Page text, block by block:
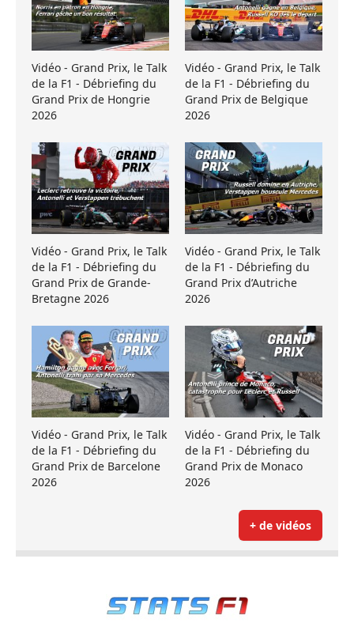
Vidéo - Grand Prix, le Talk
de la F1 - Débriefing du
Grand Prix de Hongrie
2026
Vidéo - Grand Prix, le Talk
de la F1 - Débriefing du
Grand Prix de Belgique
2026
Vidéo - Grand Prix, le Talk
de la F1 - Débriefing du
Grand Prix de Grande-
Bretagne 2026
Vidéo - Grand Prix, le Talk
de la F1 - Débriefing du
Grand Prix d’Autriche
2026
Vidéo - Grand Prix, le Talk
de la F1 - Débriefing du
Grand Prix de Barcelone
2026
Vidéo - Grand Prix, le Talk
de la F1 - Débriefing du
Grand Prix de Monaco
2026
+ de vidéos